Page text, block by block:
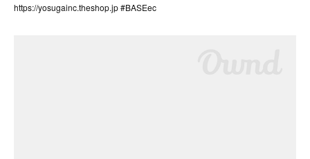
https://yosugainc.theshop.jp #BASEec